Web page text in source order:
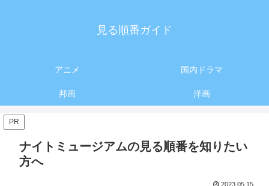
見る順番ガイド
アニメ 国内ドラマ
邦画 洋画
PR
ナイトミュージアムの見る順番を知りたい
方へ
2023.05.15